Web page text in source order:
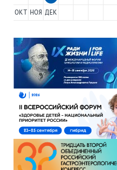
ОКТ НОЯ ДЕК